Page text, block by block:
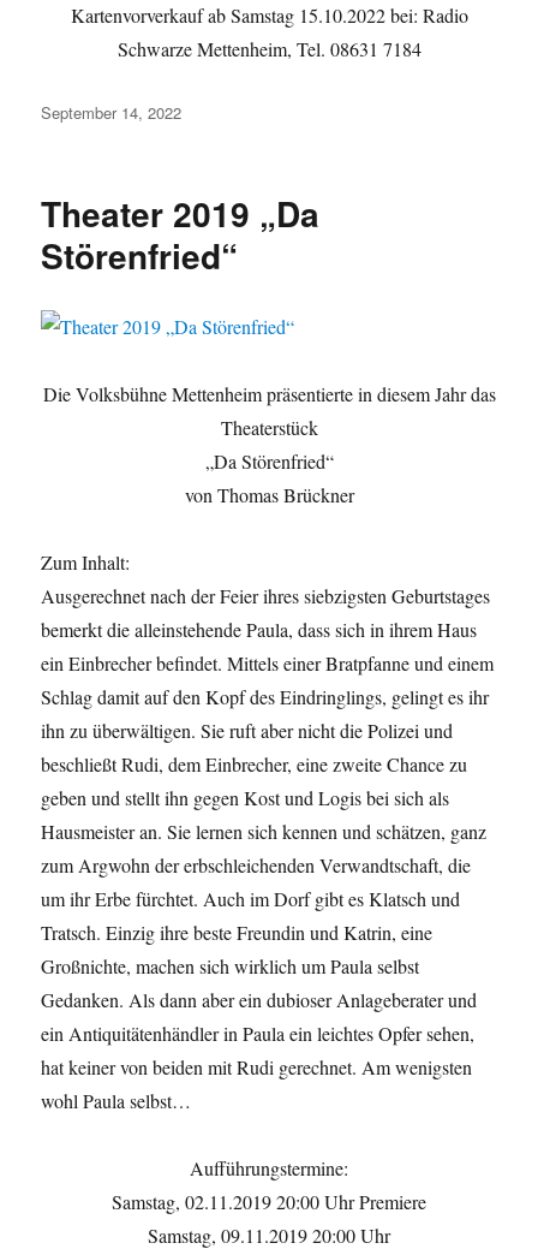
Kartenvorverkauf ab Samstag 15.10.2022 bei: Radio
Schwarze Mettenheim, Tel. 08631 7184
Veröffentlicht
September 14, 2022
Theater 2019 „Da
Störenfried“
Die Volksbühne Mettenheim präsentierte in diesem Jahr das
Theaterstück
„Da Störenfried“
von Thomas Brückner
Zum Inhalt:
Ausgerechnet nach der Feier ihres siebzigsten Geburtstages
bemerkt die alleinstehende Paula, dass sich in ihrem Haus
ein Einbrecher befindet. Mittels einer Bratpfanne und einem
Schlag damit auf den Kopf des Eindringlings, gelingt es ihr
ihn zu überwältigen. Sie ruft aber nicht die Polizei und
beschließt Rudi, dem Einbrecher, eine zweite Chance zu
geben und stellt ihn gegen Kost und Logis bei sich als
Hausmeister an. Sie lernen sich kennen und schätzen, ganz
zum Argwohn der erbschleichenden Verwandtschaft, die
um ihr Erbe fürchtet. Auch im Dorf gibt es Klatsch und
Tratsch. Einzig ihre beste Freundin und Katrin, eine
Großnichte, machen sich wirklich um Paula selbst
Gedanken. Als dann aber ein dubioser Anlageberater und
ein Antiquitätenhändler in Paula ein leichtes Opfer sehen,
hat keiner von beiden mit Rudi gerechnet. Am wenigsten
wohl Paula selbst…
Aufführungstermine:
Samstag, 02.11.2019 20:00 Uhr Premiere
Samstag, 09.11.2019 20:00 Uhr